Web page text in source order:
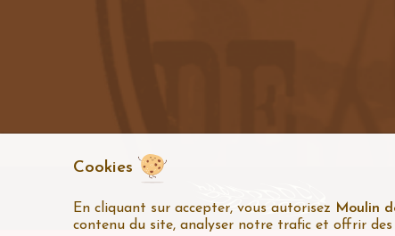
Cookies
En cliquant sur accepter, vous autorisez Moulin
contenu du site, analyser notre trafic et offrir